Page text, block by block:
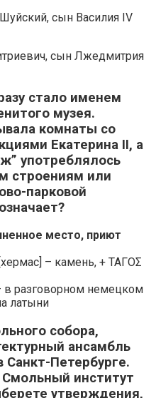
сын Василия IV
сын Лжедмитрия
стало именем
музея.
комнаты со
Екатерина II, а
употреблялось
строениям или
парковой
место, приют
– камень, + ΤΑΓOΣ
в разговорном немецком
латыни
собора,
ансамбль
Петербурге.
Смольный институт
утверждения,